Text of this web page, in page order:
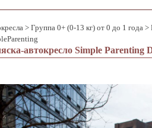
> Группа 0+ (0-13 кг) от 0 до 1 года >
автокресло Simple